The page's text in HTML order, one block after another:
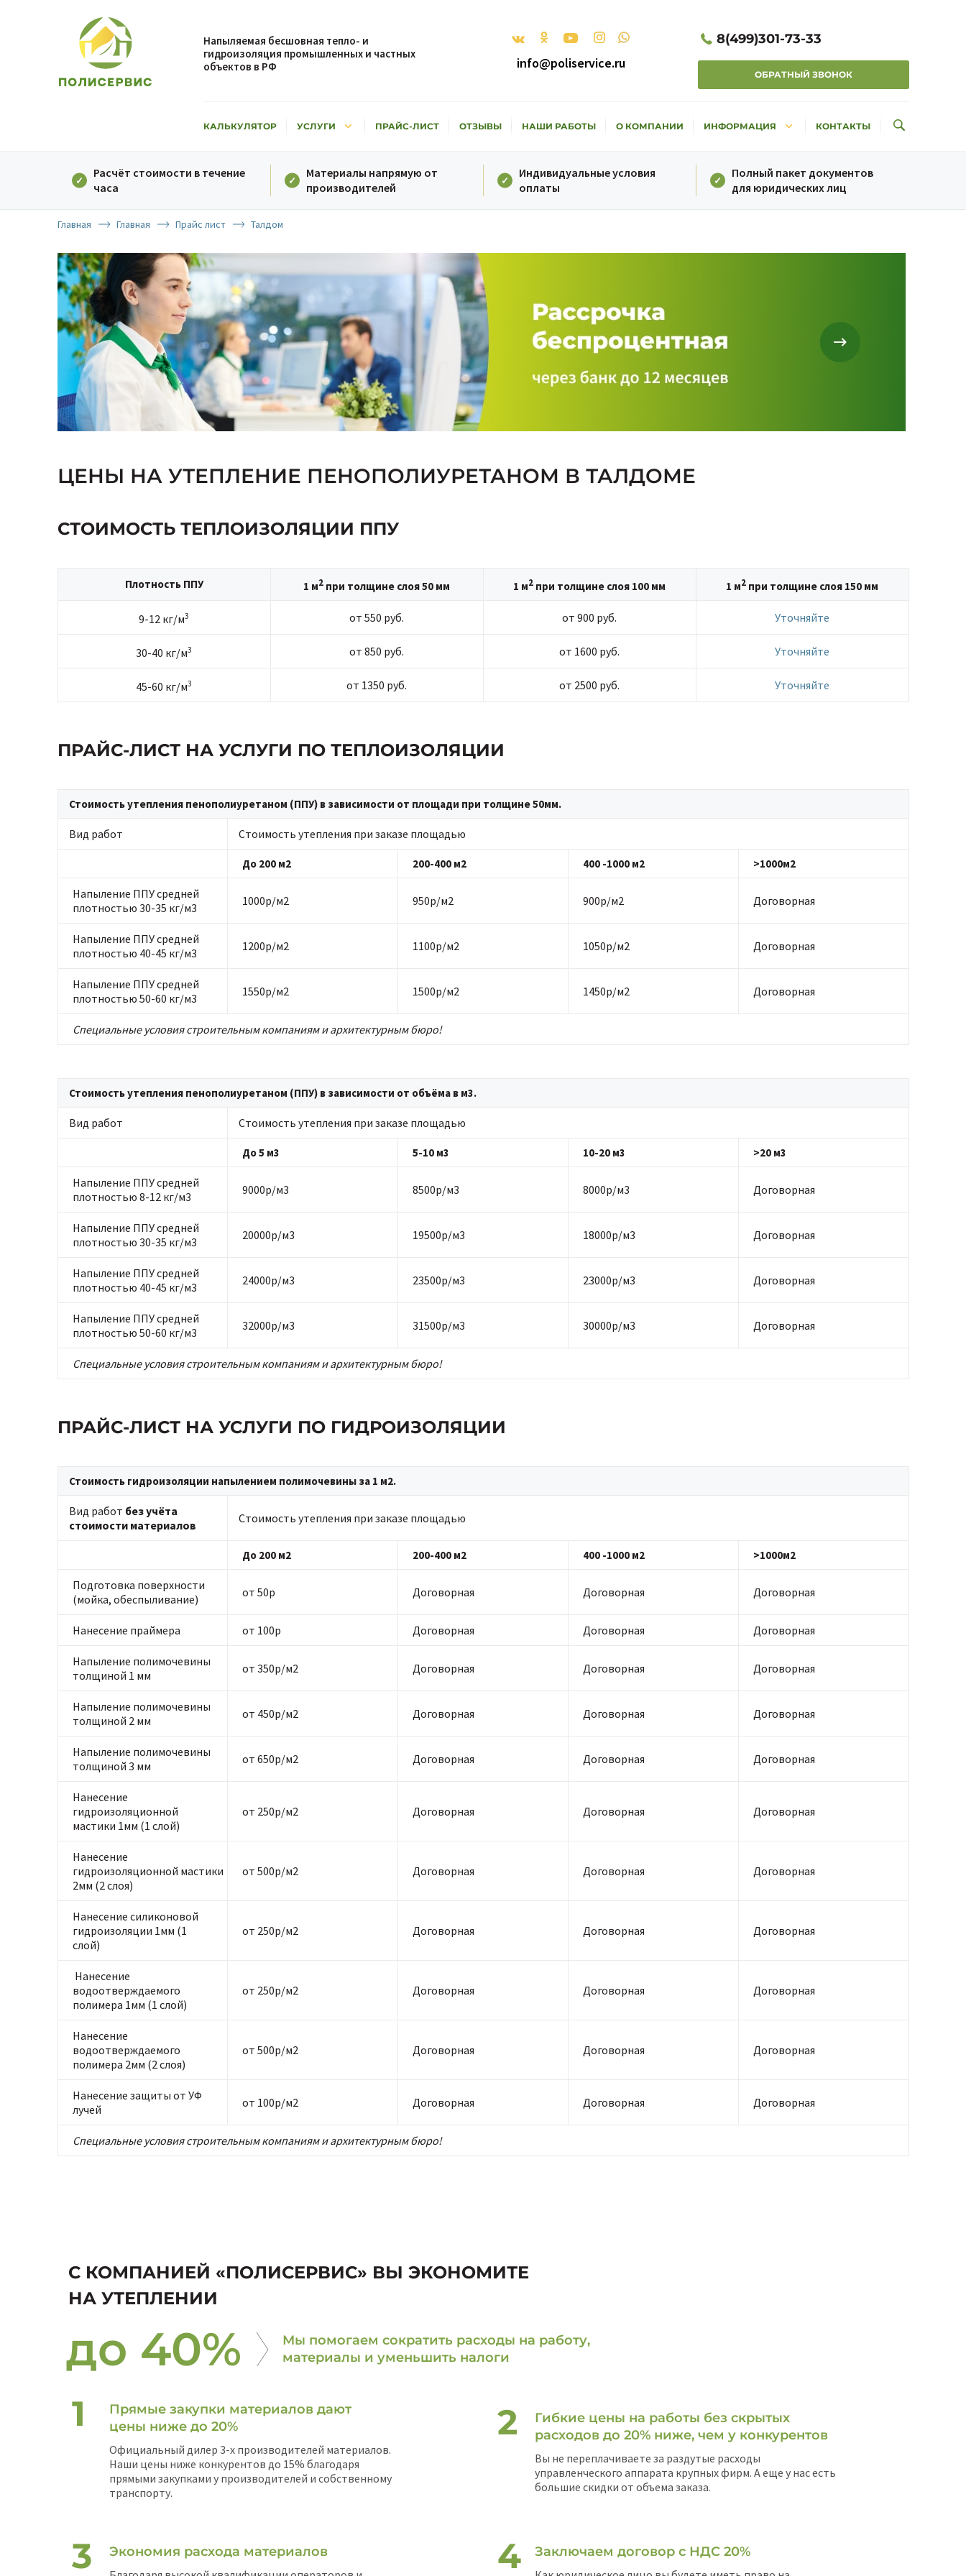
Напыляемая бесшовная тепло- и
гидроизоляция промышленных и частных
объектов в РФ
info@poliservice.ru
8(499)301-73-33
ОБРАТНЫЙ ЗВОНОК
КАЛЬКУЛЯТОР УСЛУГИ keyboard_arrow_down ПРАЙС-ЛИСТ ОТЗЫВЫ НАШИ РАБОТЫ О КОМПАНИИ ИНФОРМАЦИЯ keyboard_arrow_down КОНТАКТЫ
Расчёт стоимости в течение
часа
Материалы напрямую от
производителей
Индивидуальные условия
оплаты
Полный пакет документов
для юридических лиц
Главная Главная Прайс лист Талдом
ЦЕНЫ НА УТЕПЛЕНИЕ ПЕНОПОЛИУРЕТАНОМ В ТАЛДОМЕ
СТОИМОСТЬ ТЕПЛОИЗОЛЯЦИИ ППУ
Плотность ППУ 1 м2 при толщине слоя 50 мм 1 м2 при толщине слоя 100 мм 1 м2 при толщине слоя 150 мм
9-12 кг/м3 от 550 руб. от 900 руб. Уточняйте
30-40 кг/м3 от 850 руб. от 1600 руб. Уточняйте
45-60 кг/м3 от 1350 руб. от 2500 руб. Уточняйте
ПРАЙС-ЛИСТ НА УСЛУГИ ПО ТЕПЛОИЗОЛЯЦИИ
Стоимость утепления пенополиуретаном (ППУ) в зависимости от площади при толщине 50мм.
Вид работ Стоимость утепления при заказе площадью
До 200 м2 200-400 м2 400 -1000 м2 >1000м2
Напыление ППУ средней
плотностью 30-35 кг/м3
1000р/м2 950р/м2 900р/м2 Договорная
Напыление ППУ средней
плотностью 40-45 кг/м3
1200р/м2 1100р/м2 1050р/м2 Договорная
Напыление ППУ средней
плотностью 50-60 кг/м3
1550р/м2 1500р/м2 1450р/м2 Договорная
Специальные условия строительным компаниям и архитектурным бюро!
Стоимость утепления пенополиуретаном (ППУ) в зависимости от объёма в м3.
Вид работ Стоимость утепления при заказе площадью
До 5 м3 5-10 м3 10-20 м3 >20 м3
Напыление ППУ средней
плотностью 8-12 кг/м3
9000р/м3 8500р/м3 8000р/м3 Договорная
Напыление ППУ средней
плотностью 30-35 кг/м3
20000р/м3 19500р/м3 18000р/м3 Договорная
Напыление ППУ средней
плотностью 40-45 кг/м3
24000р/м3 23500р/м3 23000р/м3 Договорная
Напыление ППУ средней
плотностью 50-60 кг/м3
32000р/м3 31500р/м3 30000р/м3 Договорная
Специальные условия строительным компаниям и архитектурным бюро!
ПРАЙС-ЛИСТ НА УСЛУГИ ПО ГИДРОИЗОЛЯЦИИ
Стоимость гидроизоляции напылением полимочевины за 1 м2.
Вид работ без учёта
стоимости материалов
Стоимость утепления при заказе площадью
До 200 м2 200-400 м2 400 -1000 м2 >1000м2
Подготовка поверхности
(мойка, обеспыливание)
от 50р Договорная Договорная Договорная
Нанесение праймера от 100р Договорная Договорная Договорная
Напыление полимочевины
толщиной 1 мм
от 350р/м2 Договорная Договорная Договорная
Напыление полимочевины
толщиной 2 мм
от 450р/м2 Договорная Договорная Договорная
Напыление полимочевины
толщиной 3 мм
от 650р/м2 Договорная Договорная Договорная
Нанесение
гидроизоляционной
мастики 1мм (1 слой)
от 250р/м2 Договорная Договорная Договорная
Нанесение
гидроизоляционной мастики
2мм (2 слоя)
от 500р/м2 Договорная Договорная Договорная
Нанесение силиконовой
гидроизоляции 1мм (1
слой)
от 250р/м2 Договорная Договорная Договорная
Нанесение
водоотверждаемого
полимера 1мм (1 слой)
от 250р/м2 Договорная Договорная Договорная
Нанесение
водоотверждаемого
полимера 2мм (2 слоя)
от 500р/м2 Договорная Договорная Договорная
Нанесение защиты от УФ
лучей
от 100р/м2 Договорная Договорная Договорная
Специальные условия строительным компаниям и архитектурным бюро!
С КОМПАНИЕЙ «ПОЛИСЕРВИС» ВЫ ЭКОНОМИТЕ
НА УТЕПЛЕНИИ
до 40%
Мы помогаем сократить расходы на работу,
материалы и уменьшить налоги
Прямые закупки материалов дают
цены ниже до 20%
Официальный дилер 3-х производителей материалов.
Наши цены ниже конкурентов до 15% благодаря
прямыми закупками у производителей и собственному
транспорту.
Гибкие цены на работы без скрытых
расходов до 20% ниже, чем у конкурентов
Вы не переплачиваете за раздутые расходы
управленческого аппарата крупных фирм. А еще у нас есть
большие скидки от объема заказа.
Экономия расхода материалов Заключаем договор с НДС 20%